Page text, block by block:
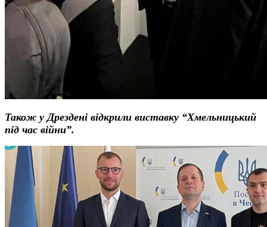
Також у Дрездені відкрили виставку “Хмельницький
під час війни”.